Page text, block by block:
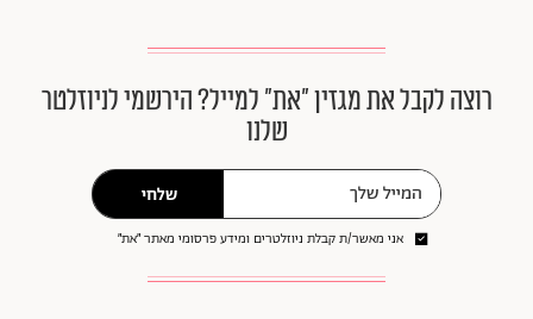
רוצה לקבל את מגזין ״את״ למייל? הירשמי לניוזלטר
שלנו
שלחי
אני מאשר/ת קבלת ניוזלטרים ומידע פרסומי מאתר ״את״